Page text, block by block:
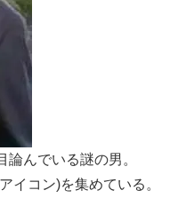
んでいる謎の男。
イコン)を集めている。